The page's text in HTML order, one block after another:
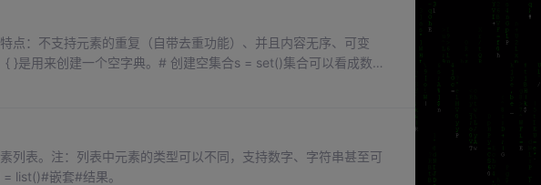
点：不支持元素的重复（自带去重功能）、并且内容无序、可变
}是用来创建一个空字典。# 创建空集合s = set()集合可以看成数学
集合可以做数学意义上的交集（&）、并集（|）和差集（-）等运
列表。注：列表中元素的类型可以不同，支持数字、字符串甚至可
list()#嵌套#结果。